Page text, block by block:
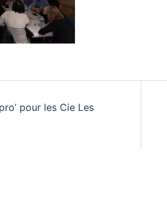
pour les Cie Les